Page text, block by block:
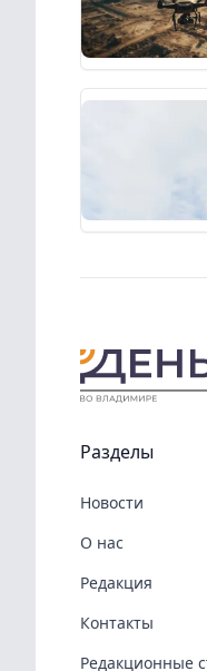
Разделы
Новости
О нас
Редакция
Контакты
Редакционные